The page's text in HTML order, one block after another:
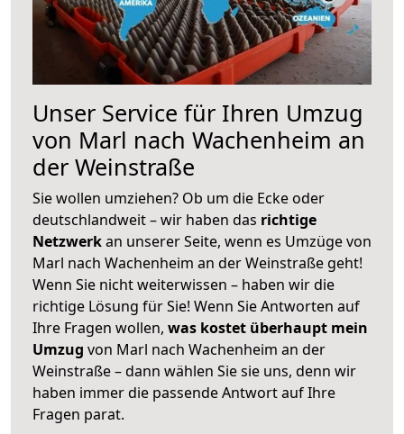
Unser Service für Ihren Umzug
von Marl nach Wachenheim an
der Weinstraße
Sie wollen umziehen? Ob um die Ecke oder
deutschlandweit – wir haben das richtige
Netzwerkan unserer Seite, wenn es Umzüge von
Marl nach Wachenheim an der Weinstraße geht!
Wenn Sie nicht weiterwissen – haben wir die
richtige Lösung für Sie! Wenn Sie Antworten auf
Ihre Fragen wollen, was kostet überhaupt mein
Umzug von Marl nach Wachenheim an der
Weinstraße – dann wählen Sie sie uns, denn wir
haben immer die passende Antwort auf Ihre
Fragen parat.